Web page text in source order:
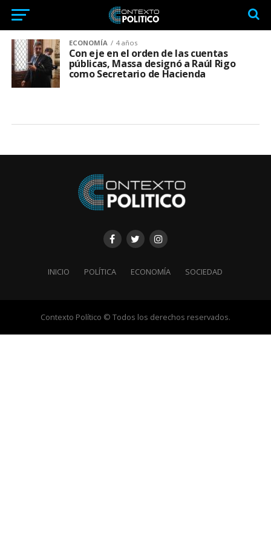
ECONOMÍA 4 años
Con eje en el orden de las cuentas
públicas, Massa designó a Raúl Rigo
como Secretario de Hacienda
INICIO POLÍTICA ECONOMÍA SOCIEDAD
Contexto Político © Todos los derechos reservados.